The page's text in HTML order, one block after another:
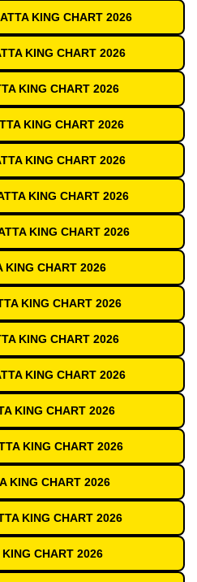
KING CHART 2026
KING CHART 2026
KING CHART 2026
KING CHART 2026
KING CHART 2026
KING CHART 2026
KING CHART 2026
KING CHART 2026
KING CHART 2026
KING CHART 2026
KING CHART 2026
KING CHART 2026
KING CHART 2026
KING CHART 2026
KING CHART 2026
CHART 2026